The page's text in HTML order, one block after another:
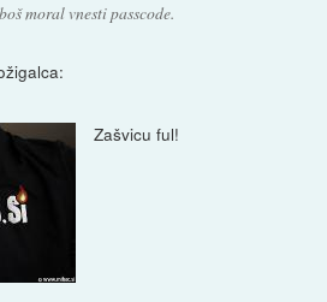
moral vnesti passcode.
Zašvicu ful!